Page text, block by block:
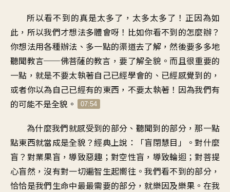
所以看不到的真是太多了 ， 太多太多了 ！ 正因為如
此 ， 所以我們才想法多體會呀 ！ 比如你看不到的怎麼辦？
你想法用各種辦法 、 多一點的渠道去了解 ，然後要多多地
聽聞教言──佛菩薩的教言 ，要了解全貌 。而且很重要的
一點 ，就是不要太執著自己已經學會的 、 已經感覺到的 ，
或者你以為自己已經有的東西 ， 不要太執著 ！ 因為我們有
的可能不是全貌 。 07:54
為什麼我們就感受到的部分 、 聽聞到的部分，那一點
點東西就當成是全貌 ？經典上說：「盲閉慧目 」。對什麼
盲 ？ 對業果盲，導致惡趣 ； 對空性盲，導致輪迴 ；對菩提
心盲然 ，沒有對一切遍智生起嚮往 。我們看不到的部分 ，
恰恰是我們生命中最最需要的部分 ，就樂因及樂果 。 在我